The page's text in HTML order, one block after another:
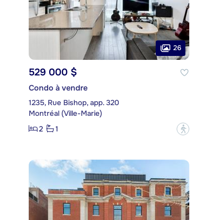
26
529 000 $
Condo à vendre
1235, Rue Bishop, app. 320
Montréal (Ville-Marie)
2
1 ?